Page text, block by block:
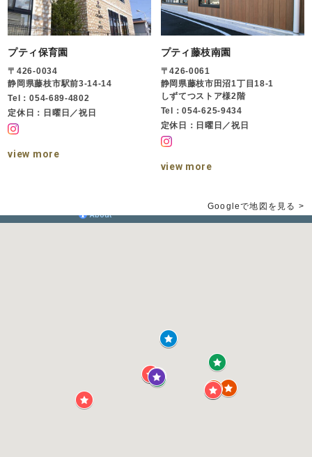
プティ保育園
〒426-0034
静岡県藤枝市駅前3-14-14
Tel：054-689-4802
定休日：日曜日／祝日
view more
プティ藤枝南園
〒426-0061
静岡県藤枝市田沼1丁目18-1
しずてつストア様2階
Tel：054-625-9434
定休日：日曜日／祝日
view more
Googleで地図を見る >